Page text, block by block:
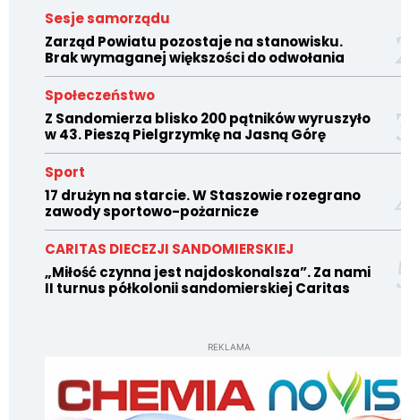
Sesje samorządu
Zarząd Powiatu pozostaje na stanowisku.
Brak wymaganej większości do odwołania
Społeczeństwo
Z Sandomierza blisko 200 pątników wyruszyło
w 43. Pieszą Pielgrzymkę na Jasną Górę
Sport
17 drużyn na starcie. W Staszowie rozegrano
zawody sportowo-pożarnicze
CARITAS DIECEZJI SANDOMIERSKIEJ
„Miłość czynna jest najdoskonalsza”. Za nami
II turnus półkolonii sandomierskiej Caritas
REKLAMA